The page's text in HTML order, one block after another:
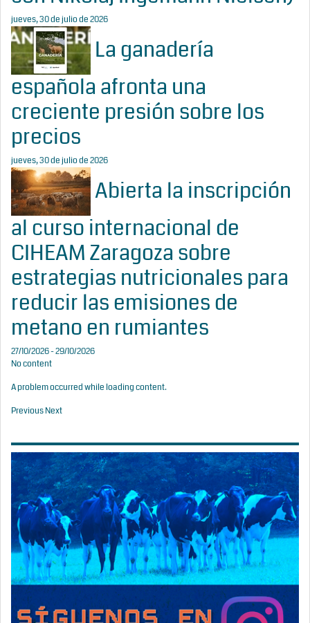
jueves, 30 de julio de 2026
La ganadería
española afronta una
creciente presión sobre los
precios
jueves, 30 de julio de 2026
Abierta la inscripción
al curso internacional de
CIHEAM Zaragoza sobre
estrategias nutricionales para
reducir las emisiones de
metano en rumiantes
27/10/2026 - 29/10/2026
No content
A problem occurred while loading content.
PreviousNext